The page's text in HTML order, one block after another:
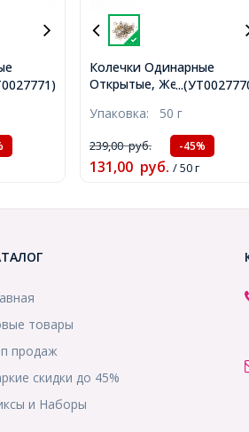
Колечки Одинарные
Открытые, Железные,
Диаметр 4.6мм, около
530шт/50г, (УТ0027770)
Упаковка: 50 г
239,00руб. -45%
131,00 руб. / 50 г
товары
продаж
скидки до 45%
и Наборы